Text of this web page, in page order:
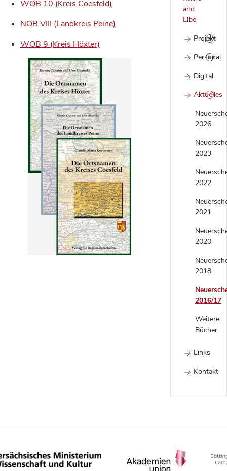
and
Elbe
Projekt
Personal
Digital
Aktuelles
2026
2023
2022
2021
2020
2018
2016/17
Weitere
Bücher
Links
Kontakt
WOB 10 (Kreis Coesfeld)
NOB VIII (Landkreis Peine)
WOB 9 (Kreis Höxter)